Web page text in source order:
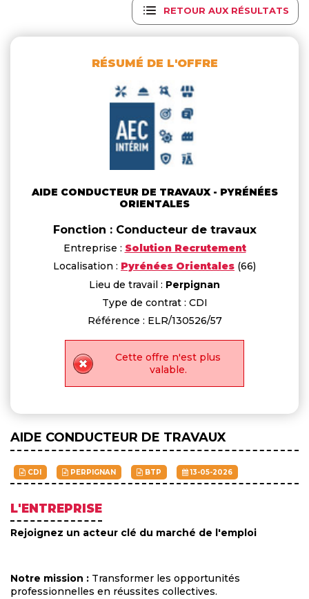
RETOUR AUX RÉSULTATS
RÉSUMÉ DE L'OFFRE
AIDE CONDUCTEUR DE TRAVAUX - PYRÉNÉES
ORIENTALES
Fonction : Conducteur de travaux
Entreprise : Solution Recrutement
Localisation : Pyrénées Orientales (66)
Lieu de travail : Perpignan
Type de contrat : CDI
Référence : ELR/130526/57
Cette offre n'est plus
valable.
AIDE CONDUCTEUR DE TRAVAUX
CDI PERPIGNAN BTP 13-05-2026
L'ENTREPRISE
Rejoignez un acteur clé du marché de l'emploi
Notre mission : Transformer les opportunités
professionnelles en réussites collectives.